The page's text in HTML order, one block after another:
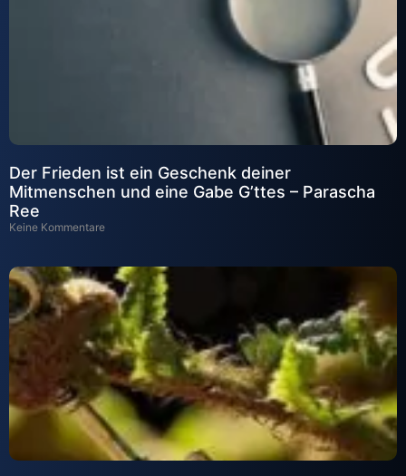
Der Frieden ist ein Geschenk deiner
Mitmenschen und eine Gabe G’ttes – Parascha
Ree
Keine Kommentare